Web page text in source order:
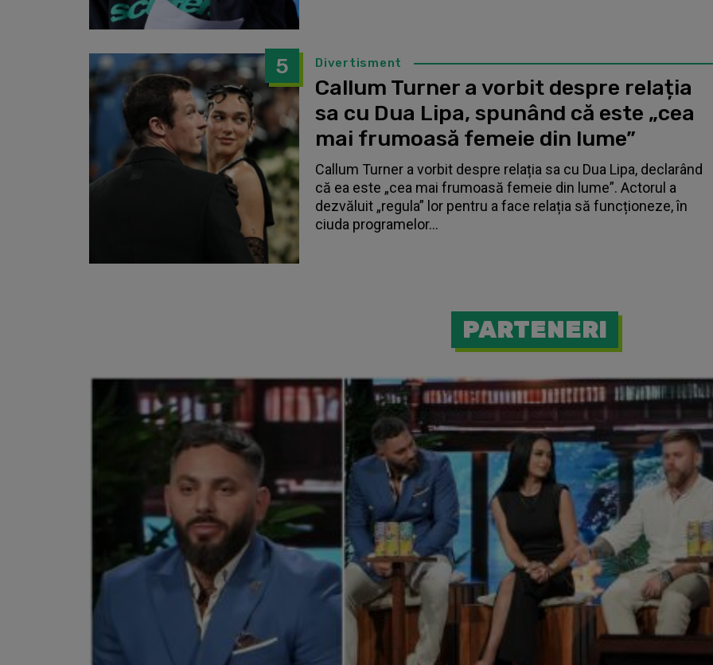
5 Divertisment
Callum Turner a vorbit despre relația
sa cu Dua Lipa, spunând că este „cea
mai frumoasă femeie din lume”
Callum Turner a vorbit despre relația sa cu Dua Lipa, declarând
că ea este „cea mai frumoasă femeie din lume”. Actorul a
dezvăluit „regula” lor pentru a face relația să funcționeze, în
ciuda programelor...
PARTENERI